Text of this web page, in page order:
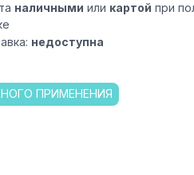
наличными или картой при
недоступна
ПРИМЕНЕНИЯ